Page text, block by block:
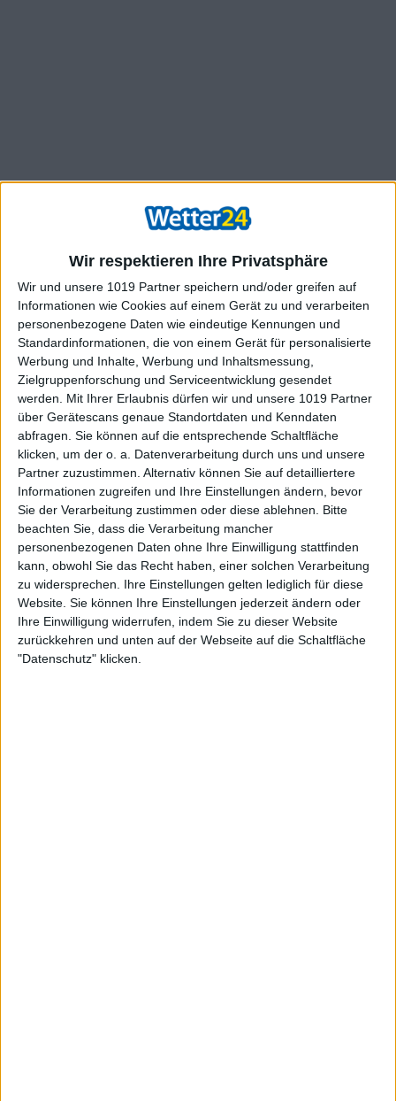
Wir respektieren Ihre Privatsphäre
Wir und unsere 1019 Partner speichern und/oder greifen auf
Informationen wie Cookies auf einem Gerät zu und verarbeiten
personenbezogene Daten wie eindeutige Kennungen und
Standardinformationen, die von einem Gerät für personalisierte
Werbung und Inhalte, Werbung und Inhaltsmessung,
Zielgruppenforschung und Serviceentwicklung gesendet
werden.
Mit Ihrer Erlaubnis dürfen wir und unsere 1019 Partner
über Gerätescans genaue Standortdaten und Kenndaten
abfragen. Sie können auf die entsprechende Schaltfläche
klicken, um der o. a. Datenverarbeitung durch uns und unsere
Partner zuzustimmen. Alternativ können Sie auf detailliertere
Informationen zugreifen und Ihre Einstellungen ändern, bevor
Sie der Verarbeitung zustimmen oder diese ablehnen.
Bitte
beachten Sie, dass die Verarbeitung mancher
personenbezogenen Daten ohne Ihre Einwilligung stattfinden
kann, obwohl Sie das Recht haben, einer solchen Verarbeitung
zu widersprechen. Ihre Einstellungen gelten lediglich für diese
Website. Sie können Ihre Einstellungen jederzeit ändern oder
Ihre Einwilligung widerrufen, indem Sie zu dieser Website
zurückkehren und unten auf der Webseite auf die Schaltfläche
"Datenschutz" klicken.